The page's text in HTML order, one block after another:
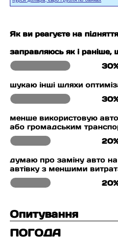
Як ви реагуєте на
заправляюсь як і раніше,
шукаю інші шляхи
менше використовую
або громадським
думаю про заміну авто
автівку з меншими
Опитування
ПОГОДА